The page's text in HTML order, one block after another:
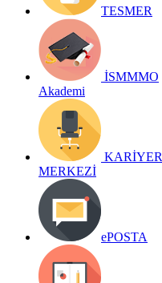
TESMER
İSMMMO
Akademi
KARİYER
MERKEZİ
ePOSTA